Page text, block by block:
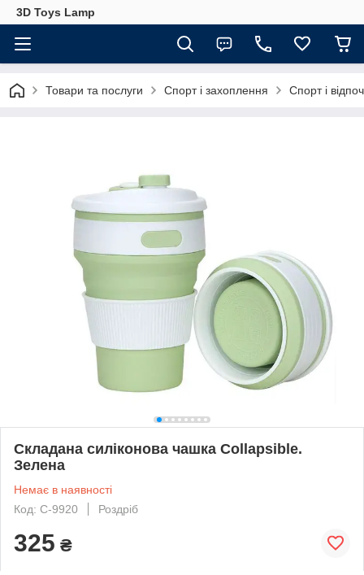
3D Toys Lamp
Товари та послуги Спорт і захоплення Спорт і
Складана силіконова чашка Collapsible.
Зелена
Немає в наявності
Код: C-9920
Роздріб
325 ₴